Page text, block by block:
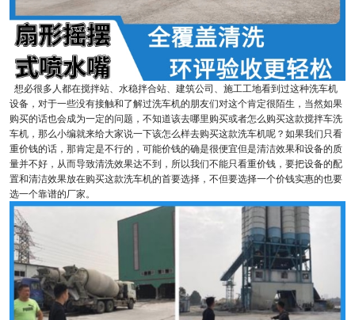
想必很多人都在搅拌站、水稳拌合站、建筑公司、施工工地看到过这种洗车机
设备，对于一些没有接触和了解过洗车机的朋友们对这个肯定很陌生，当然如果
购买的话也会成为一定的问题，不知道该去哪里购买或者怎么购买这款搅拌车洗
车机，那么小编就来给大家说一下该怎么样去购买这款洗车机呢？如果我们只看
重价钱的话，那肯定是不行的，可能价钱的确是很便宜但是清洁效果和设备的质
量并不好，从而导致清洗效果达不到，所以我们不能只看重价钱，要把设备的配
置和清洁效果放在购买这款洗车机的首要选择，不但要选择一个价钱实惠的也要
选一个靠谱的厂家。